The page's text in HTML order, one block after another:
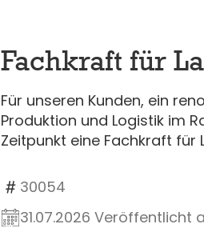
Fachkraft für
Für unseren Kunden, ein
Produktion und Logistik im
Zeitpunkt eine Fachkraft
30054
31.07.2026 Veröffentlicht